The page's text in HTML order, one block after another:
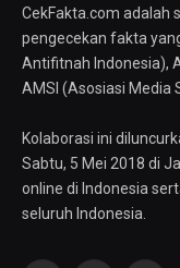
CekFakta.com adalah
pengecekan fakta
Antifitnah Indonesia),
AMSI (Asosiasi Media
Kolaborasi ini
Sabtu, 5 Mei 2018 di
online di Indonesia
seluruh Indonesia.